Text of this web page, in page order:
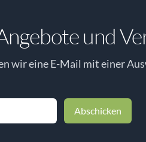
und
wir eine E-Mail mit einer
Abschicken